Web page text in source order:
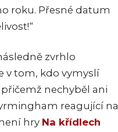
roku. Přesné datum
zvrhlo
v tom, kdo vymyslí
přičemž nechyběl ani
reagující na
hry Na křídlech